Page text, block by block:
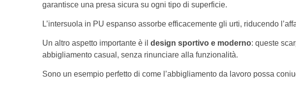
garantisce una presa sicura su ogni tipo di superficie.
L’intersuola in PU espanso assorbe efficacemente gli urti, riducendo
Un altro aspetto importante è il design sportivo e moderno: queste
abbigliamento casual, senza rinunciare alla funzionalità.
Sono un esempio perfetto di come l’abbigliamento da lavoro possa